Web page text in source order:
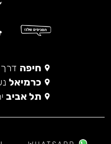
חיפה דרך
כרמיאל
תל אביב